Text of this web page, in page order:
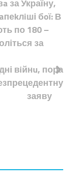
за Україну,
бoї: В
по 180 –
за
вiйнu, пора
заяву